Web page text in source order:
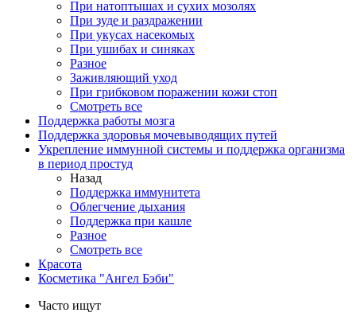
При натоптышах и сухих мозолях
При зуде и раздражении
При укусах насекомых
При ушибах и синяках
Разное
Заживляющий уход
При грибковом поражении кожи стоп
Смотреть все
Поддержка работы мозга
Поддержка здоровья мочевыводящих путей
Укрепление иммунной системы и поддержка организма
в период простуд
Назад
Поддержка иммунитета
Облегчение дыхания
Поддержка при кашле
Разное
Смотреть все
Красота
Косметика "Ангел Бэби"
Часто ищут